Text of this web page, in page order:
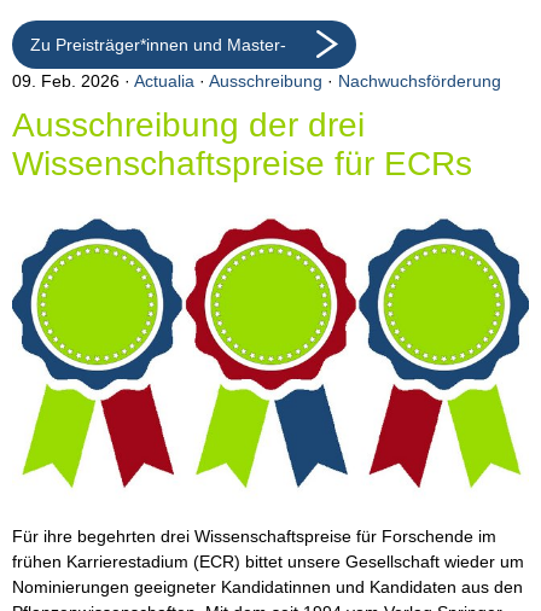
Zu Preisträger*innen und Master-
Arbeiten
09. Feb. 2026 Actualia · Ausschreibung · Nachwuchsförderung
Ausschreibung der drei
Wissenschaftspreise für ECRs
Für ihre begehrten drei Wissenschaftspreise für Forschende im
frühen Karrierestadium (ECR) bittet unsere Gesellschaft wieder um
Nominierungen geeigneter Kandidatinnen und Kandidaten aus den